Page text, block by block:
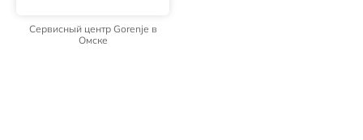
Сервисный центр Gorenje в
Омске